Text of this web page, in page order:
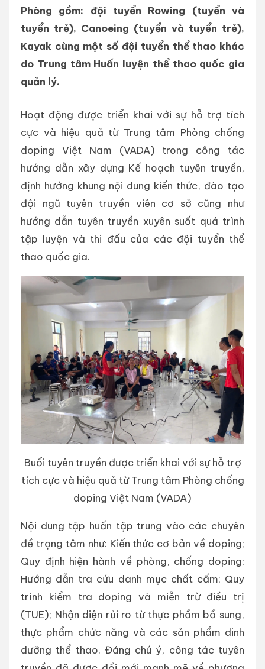
Phòng gồm: đội tuyển Rowing (tuyển và
tuyển trẻ), Canoeing (tuyển và tuyển trẻ),
Kayak cùng một số đội tuyển thể thao khác
do Trung tâm Huấn luyện thể thao quốc gia
quản lý.
Hoạt động được triển khai với sự hỗ trợ tích
cực và hiệu quả từ Trung tâm Phòng chống
doping Việt Nam (VADA) trong công tác
hướng dẫn xây dựng Kế hoạch tuyên truyền,
định hướng khung nội dung kiến thức, đào tạo
đội ngũ tuyên truyền viên cơ sở cũng như
hướng dẫn tuyên truyền xuyên suốt quá trình
tập luyện và thi đấu của các đội tuyển thể
thao quốc gia.
Buổi tuyên truyền được triển khai với sự hỗ trợ
tích cực và hiệu quả từ Trung tâm Phòng chống
doping Việt Nam (VADA)
Nội dung tập huấn tập trung vào các chuyên
đề trọng tâm như: Kiến thức cơ bản về doping;
Quy định hiện hành về phòng, chống doping;
Hướng dẫn tra cứu danh mục chất cấm; Quy
trình kiểm tra doping và miễn trừ điều trị
(TUE); Nhận diện rủi ro từ thực phẩm bổ sung,
thực phẩm chức năng và các sản phẩm dinh
dưỡng thể thao. Đáng chú ý, công tác tuyên